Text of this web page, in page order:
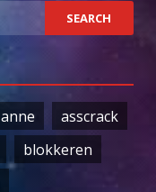
anne
asscrack
blokkeren